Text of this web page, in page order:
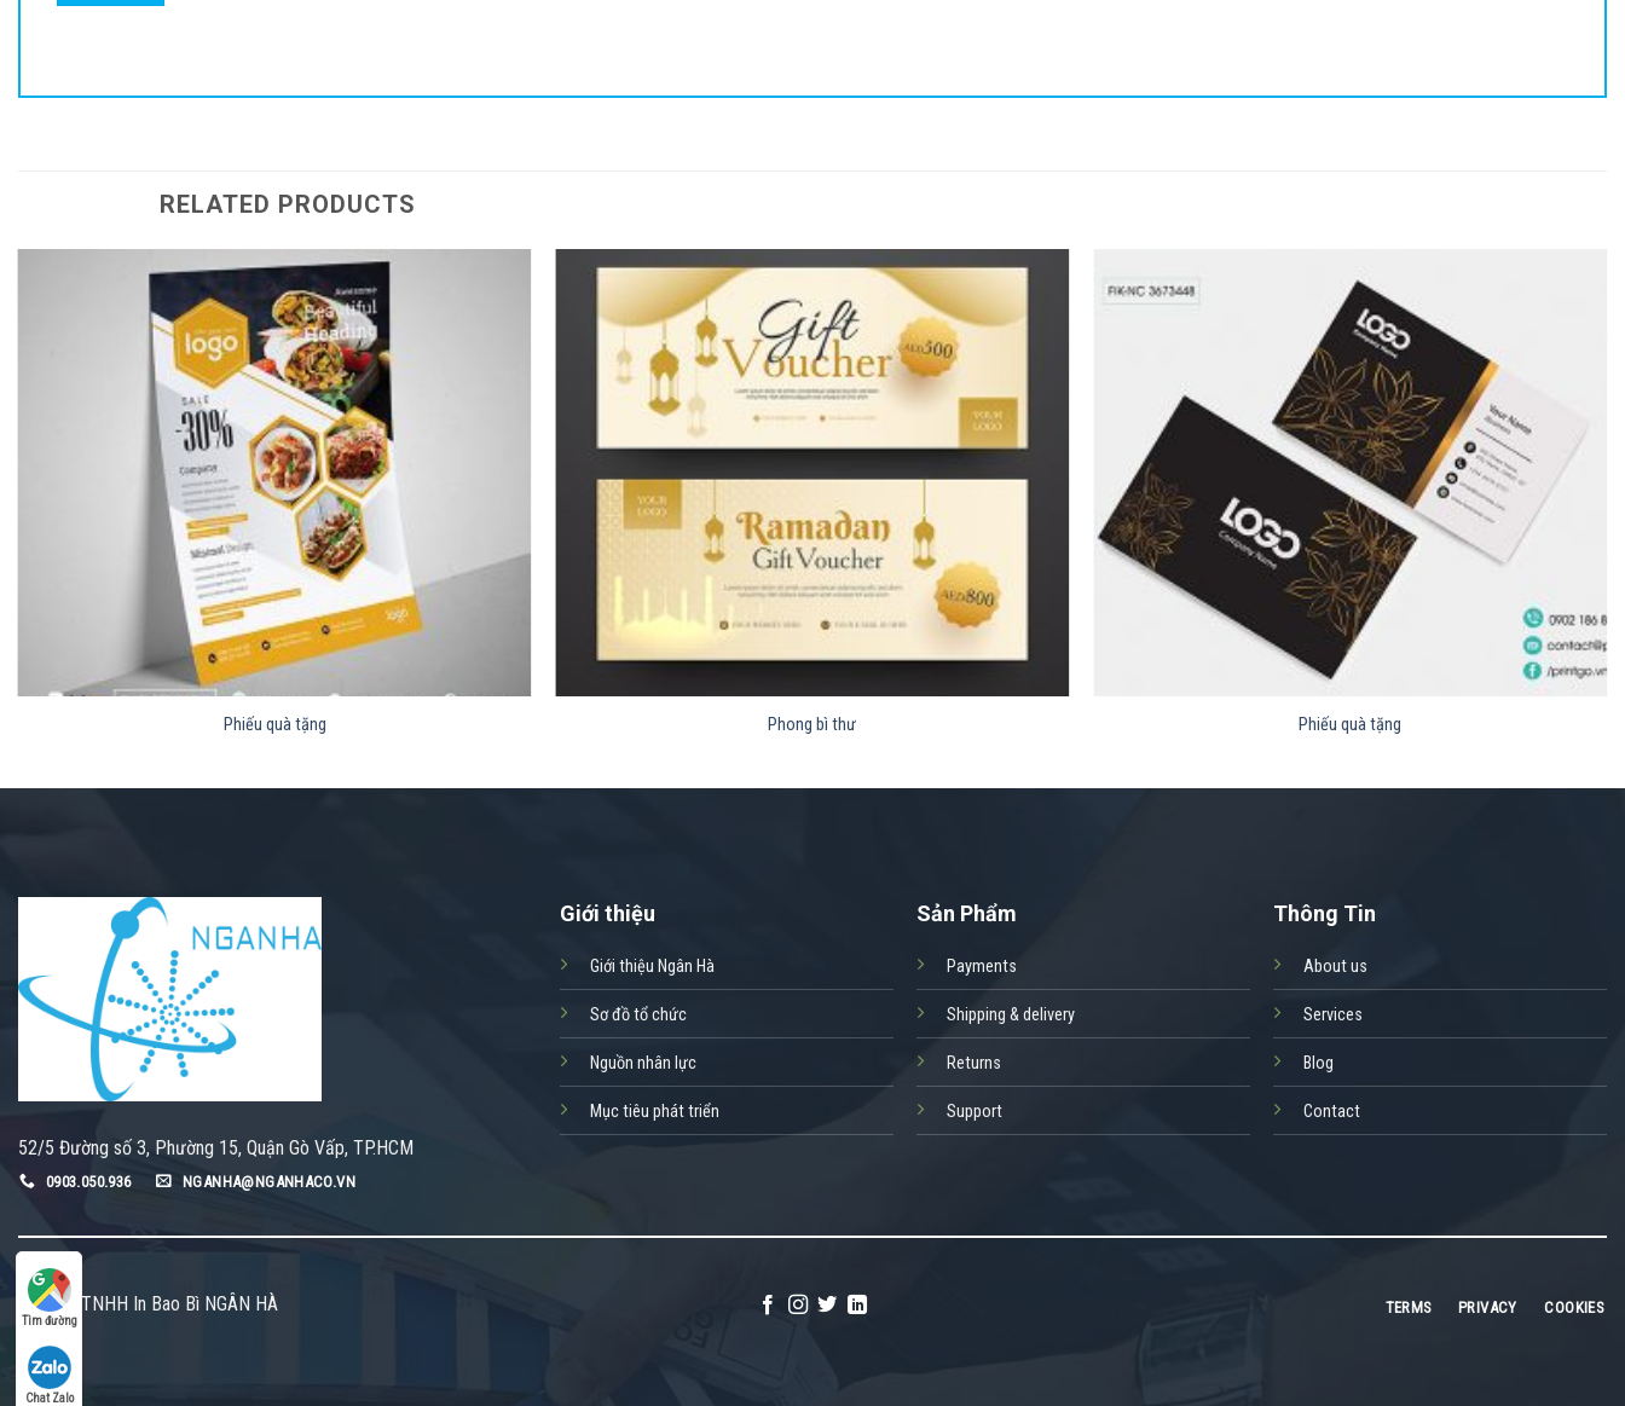
RELATED PRODUCTS
Phiếu quà tặng Phong bì thư Phiếu quà tặng
52/5 Đường số 3, Phường 15, Quận Gò Vấp, TP.HCM
0903.050.936 NGANHA@NGANHACO.VN
Giới thiệu
Giới thiệu Ngân Hà
Sơ đồ tổ chức
Nguồn nhân lực
Mục tiêu phát triển
Sản Phẩm
Payments
Shipping & delivery
Returns
Support
Thông Tin
About us
Services
Blog
Contact
Công ty TNHH In Bao Bì NGÂN HÀ TERMS PRIVACY COOKIES
Tìm đường
Chat Zalo